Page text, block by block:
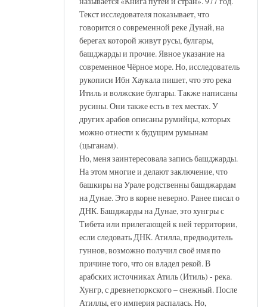
Текст исследователя показывает, что
говорится о современной реке Дунай, на
берегах которой живут русы, булгары,
башджарды и прочие. Явное указание на
современное Чёрное море. Но, исследователь
рукописи Ибн Хаукала пишет, что это река
Итиль и волжские булгары. Также написаны
русины. Они также есть в тех местах. У
других арабов описаны румийцы, которых
можно отнести к будущим румынам
(цыганам).
Но, меня заинтересовала запись башджарды.
На этом многие и делают заключение, что
башкиры на Урале родственны башджардам
на Дунае. Это в корне неверно. Ранее писал о
ДНК. Башджарды на Дунае, это хунгры с
Тибета или прилегающей к ней территории,
если следовать ДНК. Атилла, предводитель
гуннов, возможно получил своё имя по
причине того, что он владел рекой. В
арабских источниках Атиль (Итиль) - река.
Хунгр, с древнетюркского – снежный. После
Атиллы, его империя распалась. Но,